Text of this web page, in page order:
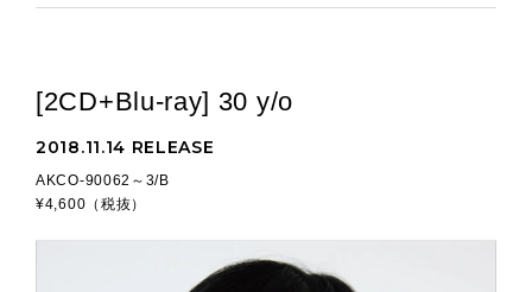
[2CD+Blu-ray] 30 y/o
2018.11.14 RELEASE
AKCO-90062～3/B
¥4,600（税抜）